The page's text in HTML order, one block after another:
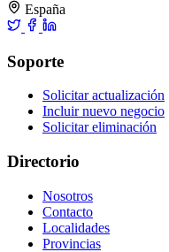
España
Soporte
Solicitar actualización
Incluir nuevo negocio
Solicitar eliminación
Directorio
Nosotros
Contacto
Localidades
Provincias